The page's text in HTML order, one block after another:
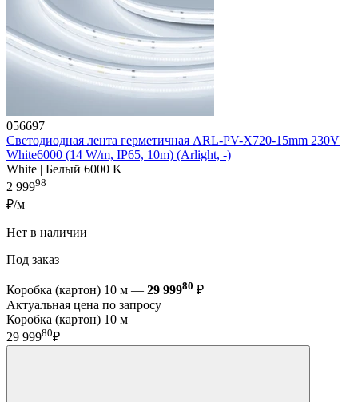
056697
Светодиодная лента герметичная ARL-PV-X720-15mm 230V
White6000 (14 W/m, IP65, 10m) (Arlight, -)
White | Белый 6000 K
2 99998
₽/м
Нет в наличии
Под заказ
Коробка (картон) 10 м — 29 99980 ₽
Актуальная цена по запросу
Коробка (картон) 10 м
29 99980₽